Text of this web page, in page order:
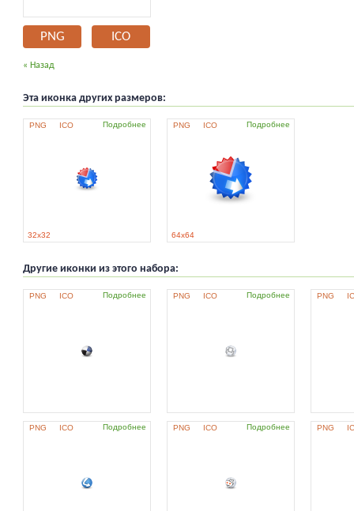
PNG ICO
« Назад
Эта иконка других размеров:
PNG ICO Подробнее
32x32
PNG ICO Подробнее
64x64
Другие иконки из этого набора:
PNG ICO Подробнее PNG ICO Подробнее PNG
PNG ICO Подробнее PNG ICO Подробнее PNG